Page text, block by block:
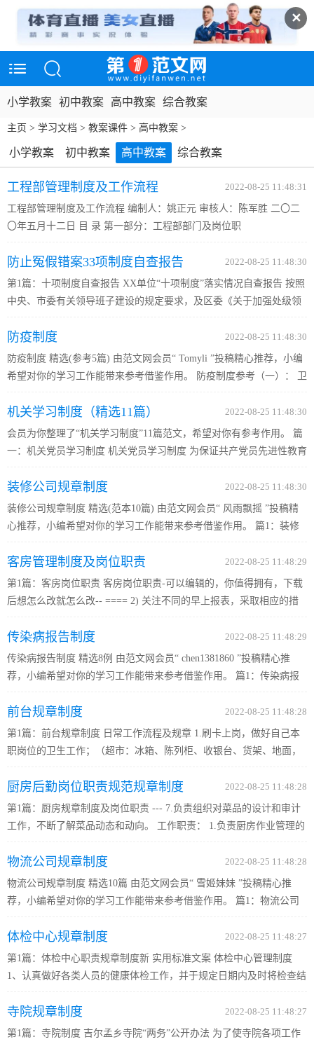
✕
小学教案 初中教案 高中教案 综合教案
主页 > 学习文档 > 教案课件 > 高中教案 >
小学教案 初中教案 高中教案 综合教案
工程部管理制度及工作流程 2022-08-25 11:48:31
工程部管理制度及工作流程 编制人：姚正元 审核人：陈军胜 二〇二
〇年五月十二日 目 录 第一部分：工程部部门及岗位职
的………………………………………………4 二、工程部部门职
责…………………………………...
防止冤假错案33项制度自查报告 2022-08-25 11:48:30
第1篇：十项制度自查报告 XX单位“十项制度”落实情况自查报告 按照
中央、市委有关领导班子建设的规定要求，及区委《关于加强处级领
需要，XX着眼于提高执政能力和领导水平建设，充分发挥领导班...
防疫制度 2022-08-25 11:48:30
防疫制度 精选(参考5篇) 由范文网会员“ Tomyli ”投稿精心推荐，小编
希望对你的学习工作能带来参考借鉴作用。 防疫制度参考（一）： 卫
条：为保障xx场养猪生产的安全需要，根据《中华人民共和...
机关学习制度（精选11篇） 2022-08-25 11:48:30
会员为你整理了“机关学习制度”11篇范文，希望对你有参考作用。 篇
一：机关党员学习制度 机关党员学习制度 为保证共产党员先进性教育
际，根据集体讨论意见，制定以下学习制度。 一、学习时间 1...
装修公司规章制度 2022-08-25 11:48:30
装修公司规章制度 精选(范本10篇) 由范文网会员“ 风雨飘摇 ”投稿精
心推荐，小编希望对你的学习工作能带来参考借鉴作用。 篇1：装修
现场时，务必关掉水阀、总电源及窗户。凡每发现一次未关扣2...
客房管理制度及岗位职责 2022-08-25 11:48:29
第1篇：客房岗位职责 客房岗位职责-可以编辑的，你值得拥有，下载
后想怎么改就怎么改-- ==== 2) 关注不同的早上报表，采取相应的措
抵和预离的房间 5) 关注所有预定的房间和客人的特殊需求并...
传染病报告制度 2022-08-25 11:48:29
传染病报告制度 精选8例 由范文网会员“ chen1381860 ”投稿精心推
荐，小编希望对你的学习工作能带来参考借鉴作用。 篇1：传染病报
情监测信息报告管理办法》、《中华人民共和国传染病防治法》...
前台规章制度 2022-08-25 11:48:28
第1篇：前台规章制度 日常工作流程及规章 1.刷卡上岗，做好自己本
职岗位的卫生工作；（超市：冰箱、陈列柜、收银台、货架、地面，
①.前台现配置电脑一台，在上班时间可轻音乐播放、挂QQ，...
厨房后勤岗位职责规范规章制度 2022-08-25 11:48:28
第1篇：厨房规章制度及岗位职责 --- 7.负责组织对菜品的设计和审计
工作，不断了解菜品动态和动向。 工作职责： 1.负责厨房作业管理的
能提升的指导。 3.负责调节各厨房厨师的人员配置，并将处...
物流公司规章制度 2022-08-25 11:48:28
物流公司规章制度 精选10篇 由范文网会员“ 雪姬妹妹 ”投稿精心推
荐，小编希望对你的学习工作能带来参考借鉴作用。 篇1：物流公司
市...
体检中心规章制度 2022-08-25 11:48:27
第1篇：体检中心职责规章制度新 实用标准文案 体检中心管理制度
1、认真做好各类人员的健康体检工作，并于规定日期内及时将检查结
内容，确定检查项目。 3、检查中发现疑似严重疾病，应及时与受...
寺院规章制度 2022-08-25 11:48:27
第1篇：寺院制度 吉尔孟乡寺院“两务”公开办法 为了使寺院各项工作